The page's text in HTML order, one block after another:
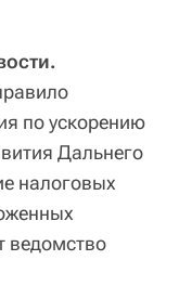
по ускорению
Дальнего
налоговых
ведомство